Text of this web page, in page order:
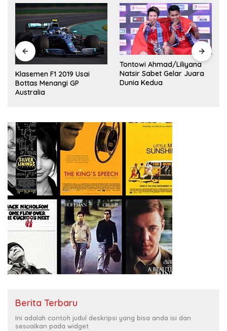
Klasemen F1 2019 Usai
Bottas Menangi GP
Australia
Tontowi Ahmad/Liliyana
Natsir Sabet Gelar Juara
Dunia Kedua
Berita Terbaru
Ini adalah contoh judul deskripsi yang bisa anda isi dan
sesuaikan pada widget